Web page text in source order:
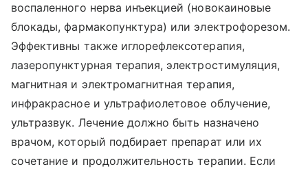
воспаленного нерва инъекцией (новокаиновые
блокады, фармакопунктура) или электрофорезом.
Эффективны также иглорефлексотерапия,
лазеропунктурная терапия, электростимуляция,
магнитная и электромагнитная терапия,
инфракрасное и ультрафиолетовое облучение,
ультразвук. Лечение должно быть назначено
врачом, который подбирает препарат или их
сочетание и продолжительность терапии. Если